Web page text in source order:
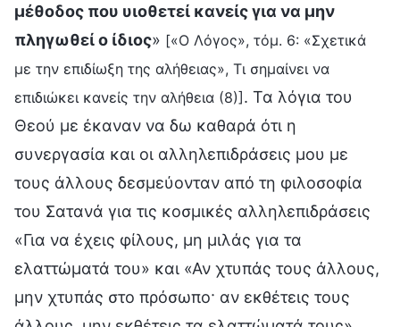
μέθοδος που υιοθετεί κανείς για να μην
πληγωθεί ο ίδιος» [«Ο Λόγος», τόμ. 6: «Σχετικά
με την επιδίωξη της αλήθειας», Τι σημαίνει να
επιδιώκει κανείς την αλήθεια (8)]. Τα λόγια του
Θεού με έκαναν να δω καθαρά ότι η
συνεργασία και οι αλληλεπιδράσεις μου με
τους άλλους δεσμεύονταν από τη φιλοσοφία
του Σατανά για τις κοσμικές αλληλεπιδράσεις
«Για να έχεις φίλους, μη μιλάς για τα
ελαττώματά του» και «Αν χτυπάς τους άλλους,
μην χτυπάς στο πρόσωπο· αν εκθέτεις τους